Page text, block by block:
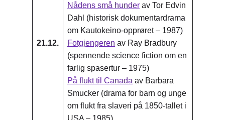
21.12.
Nådens små hunder av Tor Edvin
Dahl (historisk dokumentardrama
om Kautokeino-opprøret – 1987)
Fotgjengeren av Ray Bradbury
(spennende science fiction om en
farlig spasertur – 1975)
På flukt til Canada av Barbara
Smucker (drama for barn og unge
om flukt fra slaveri på 1850-tallet i
USA – 1985)